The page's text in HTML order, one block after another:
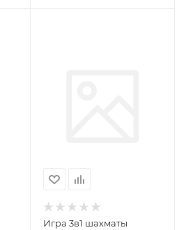
Игра 3в1 шахматы